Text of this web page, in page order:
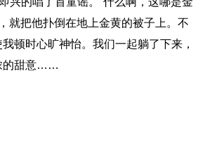
就把他扑倒在地上金黄的被子上。不
顿时心旷神怡。我们一起躺了下来，
的甜意……